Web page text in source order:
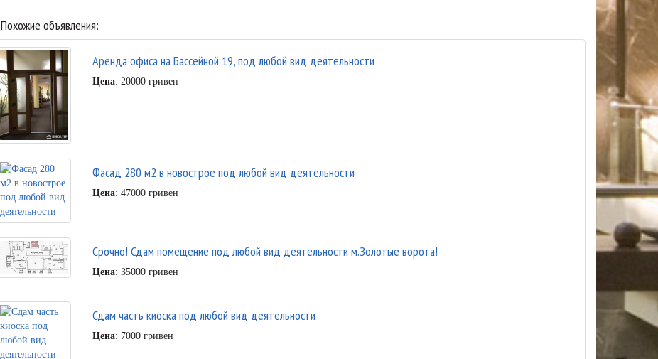
Похожие объявления:
Аренда офиса на Бассейной 19, под любой вид деятельности
Цена: 20000 гривен
Фасад 280 м2 в новострое под любой вид деятельности
Цена: 47000 гривен
Срочно! Сдам помещение под любой вид деятельности м.Золотые ворота!
Цена: 35000 гривен
Сдам часть киоска под любой вид деятельности
Цена: 7000 гривен